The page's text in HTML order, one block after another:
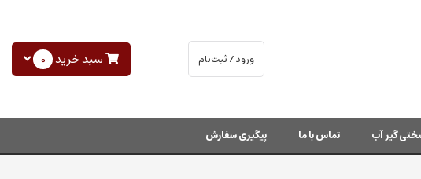
ورود / ثبت‌نام سبد خرید 0
گیر آب تماس با ما پیگیری سفارش